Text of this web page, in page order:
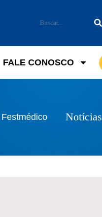
FALE CONOSCO
Notícias